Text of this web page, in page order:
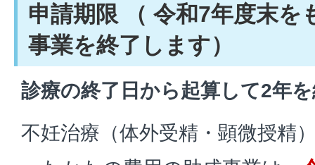
申請期限 （ 令和7年度末を
事業を終了します）
診療の終了日から起算して2年
不妊治療（体外受精・顕微授精